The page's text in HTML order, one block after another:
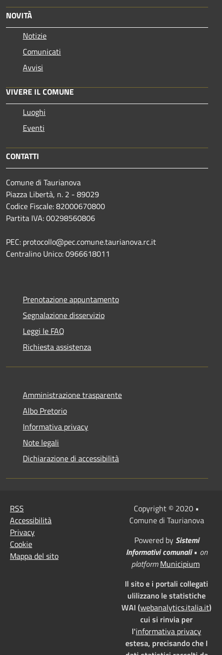
NOVITÀ
Notizie
Comunicati
Avvisi
VIVERE IL COMUNE
Luoghi
Eventi
CONTATTI
Comune di Taurianova
Piazza Libertà, n. 2 - 89029
Codice Fiscale: 82000670800
Partita IVA: 00298560806
PEC: protocollo@pec.comune.taurianova.rc.it
Centralino Unico: 0966618011
Prenotazione appuntamento
Segnalazione disservizio
Leggi le FAQ
Richiesta assistenza
Amministrazione trasparente
Albo Pretorio
Informativa privacy
Note legali
Dichiarazione di accessibilità
RSS
Accessibilità
Privacy
Cookie
Mappa del sito
Copyright © 2020 •
Comune di Taurianova
Powered by Sistemi
Informativi comunali• on
platform Municipium
Il sito e i portali collegati
ulilizzano le statistiche
WAI (webanalytics.italia.it)
cui si rinvia per
l'informativa privacy
estesa, precisando che I